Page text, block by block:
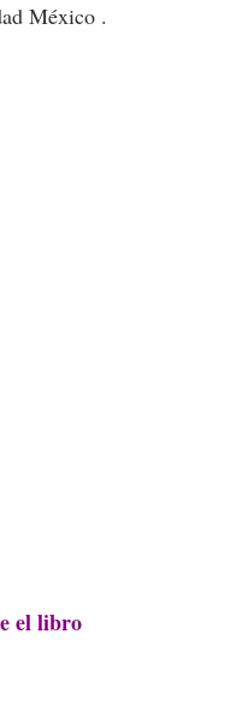
México .
el libro